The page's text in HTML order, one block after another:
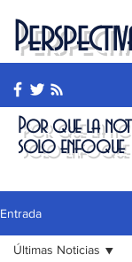
Por que la
solo enfoque
Entrada
Últimas Noticias